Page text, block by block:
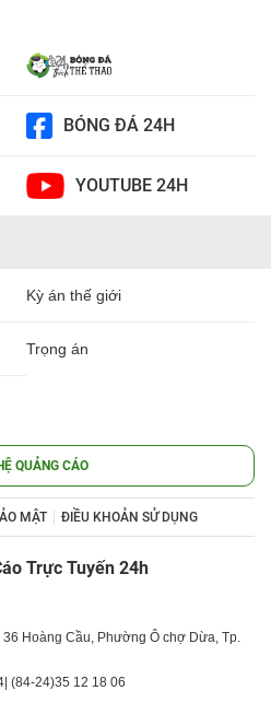
BÓNG ĐÁ 24H
YOUTUBE 24H
Kỳ án thế giới
Trọng án
QUẢNG CÁO
MẬT ĐIỀU KHOẢN SỬ DỤNG
Trực Tuyến 24h
Hoàng Cầu, Phường Ô chợ Dừa, Tp.
| (84-24)35 12 18 06